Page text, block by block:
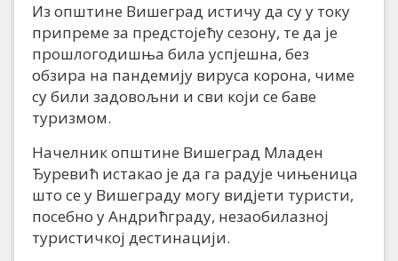
Из општине Вишеград истичу да су у току
припреме за предстојећу сезону, те да је
прошлогодишња била успјешна, без
обзира на пандемију вируса корона, чиме
су били задовољни и сви који се баве
туризмом.
Начелник општине Вишеград Младен
Ђуревић истакао је да га радује чињеница
што се у Вишеграду могу видјети туристи,
посебно у Андрићграду, незаобилазној
туристичкој дестинацији.